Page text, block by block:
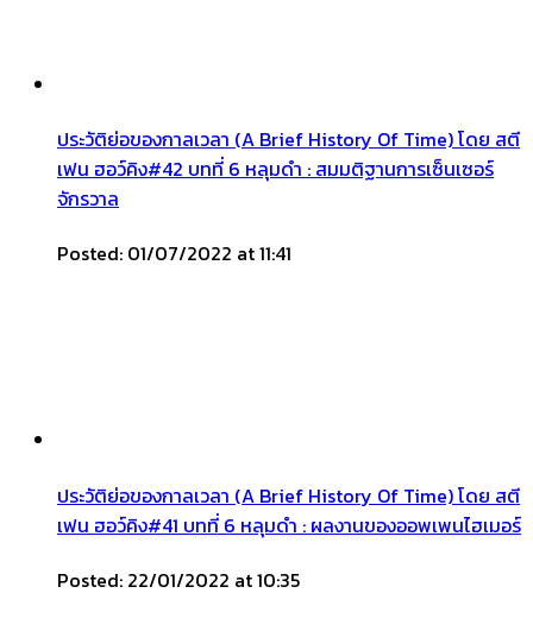
ประวัติย่อของกาลเวลา (A Brief History Of Time) โดย สตี
เฟน ฮอว์คิง#42 บทที่ 6 หลุมดำ : สมมติฐานการเซ็นเซอร์
จักรวาล
Posted: 01/07/2022 at 11:41
ประวัติย่อของกาลเวลา (A Brief History Of Time) โดย สตี
เฟน ฮอว์คิง#41 บทที่ 6 หลุมดำ : ผลงานของออพเพนไฮเมอร์
Posted: 22/01/2022 at 10:35